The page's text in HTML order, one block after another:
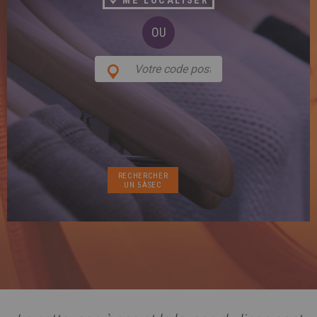
FRANCE
English
GREECE
Ελληνικά
HUNGARY
English
Spanish
SWITZERLAND
Deutsch
Français
English
OU